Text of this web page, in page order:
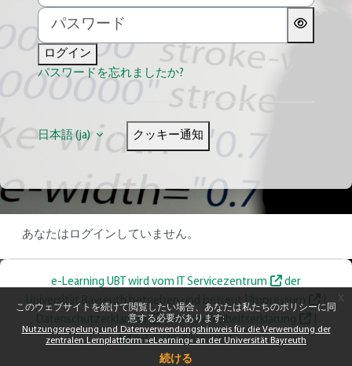
このウェブサイトを続けて閲覧したい場合、あなたは私たちのポリシーに同
意する必要があります:
Nutzungsregelung und Datenverwendungshinweis für die Verwendung der
zentralen Lernplattform »eLearning« an der Universität Bayreuth
続ける
パスワード
ログイン
パスワードを忘れましたか?
日本語 ‎(ja)‎ クッキー通知
あなたはログインしていません。
e-Learning UBT wird vom IT Servicezentrum
der
Universität Bayreuth betrieben und betreut|Impressum
|
Datenschutzerklärung
|Barrierefreiheitserklärung
e-Learning Support